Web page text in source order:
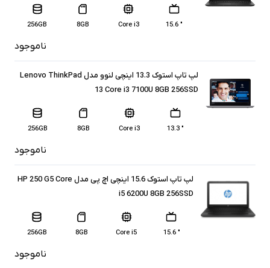
" 15.6
Core i3
8GB
256GB
ناموجود
لپ تاپ استوک 13.3 اینچی لنوو مدل Lenovo ThinkPad
13 Core i3 7100U 8GB 256SSD
" 13.3
Core i3
8GB
256GB
ناموجود
لپ تاپ استوک 15.6 اینچی اچ پی مدل HP 250 G5 Core
i5 6200U 8GB 256SSD
" 15.6
Core i5
8GB
256GB
ناموجود